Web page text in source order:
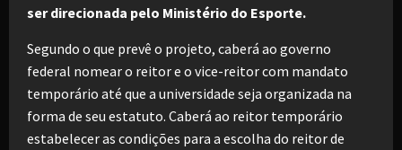
ser direcionada pelo Ministério do Esporte.
Segundo o que prevê o projeto, caberá ao governo
federal nomear o reitor e o vice-reitor com mandato
temporário até que a universidade seja organizada na
forma de seu estatuto. Caberá ao reitor temporário
estabelecer as condições para a escolha do reitor de